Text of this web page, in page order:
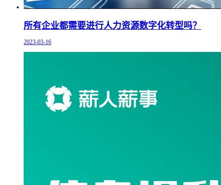
所有企业都需要进行人力资源数字化转型吗？
2023-03-16